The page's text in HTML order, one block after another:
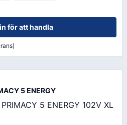
för att handla
5 ENERGY
5 ENERGY 102V XL